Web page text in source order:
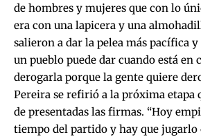
de hombres y mujeres que con lo
era con una lapicera y una
salieron a dar la pelea más pacífica
un pueblo puede dar cuando está en
derogarla porque la gente quiere
Pereira se refirió a la próxima etapa
de presentadas las firmas. “Hoy
tiempo del partido y hay que jugarlo